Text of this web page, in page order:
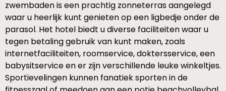
zwembaden is een prachtig zonneterras aangelegd
waar u heerlijk kunt genieten op een ligbedje onder de
parasol. Het hotel biedt u diverse faciliteiten waar u
tegen betaling gebruik van kunt maken, zoals
internetfaciliteiten, roomservice, doktersservice, een
babysitservice en er zijn verschillende leuke winkeltjes.
Sportievelingen kunnen fanatiek sporten in de